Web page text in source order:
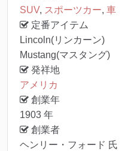
SUV, スポーツカー, 車
定番アイテム
Lincoln(リンカーン)
Mustang(マスタング)
発祥地
アメリカ
創業年
1903 年
創業者
ヘンリー・フォード 氏